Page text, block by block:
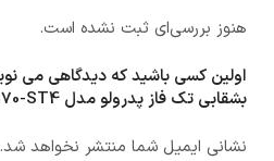
هنوز بررسی‌ای ثبت نشده است.
بشقابی تک فاز پدرولو مدل CPm170-ST4”
نشانی ایمیل شما منتشر نخواهد شد.